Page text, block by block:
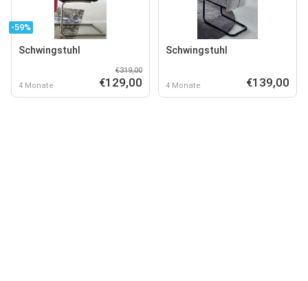
-59%
Schwingstuhl
4 Monate
€319,00
€129,00
Schwingstuhl
4 Monate €139,00